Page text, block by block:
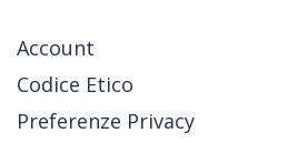
Account
Codice Etico
Preferenze Privacy